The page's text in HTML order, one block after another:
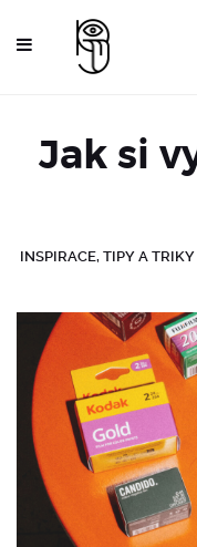
Jak si
INSPIRACE, TIPY A TRIKY